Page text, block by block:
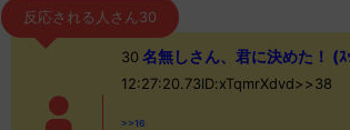
反応される人さん30
30 名無しさん、君に決めた！ (
12:27:20.73ID:xTqmrXdvd>>38
>>16